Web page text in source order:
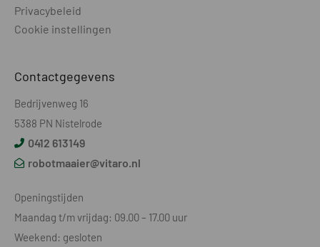
Wielmotor
Wielprofiel
Voorwielas pendelend
Geluidsniveau - dB(A)
Accu voltage - V
Type accu
Capaciteit accu - Ah
Privacybeleid
Cookie instellingen
Contactgegevens
Bedrijvenweg 16
5388 PN Nistelrode
0412 613149
robotmaaier@vitaro.nl
Openingstijden
Maandag t/m vrijdag: 09.00 – 17.00 uur
Weekend: gesloten